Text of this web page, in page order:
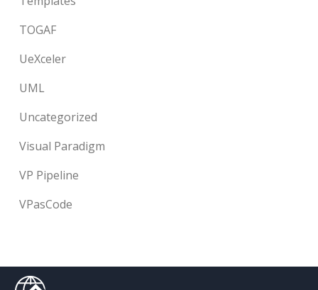
TOGAF
UeXceler
UML
Uncategorized
Visual Paradigm
VP Pipeline
VPasCode